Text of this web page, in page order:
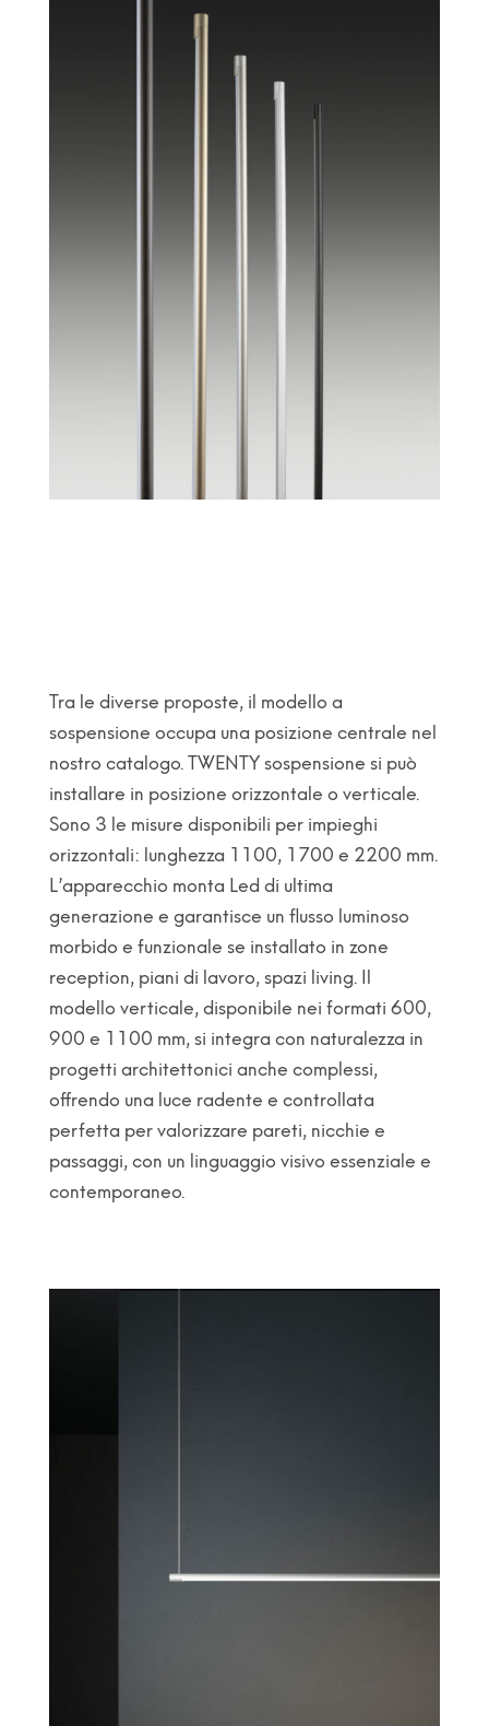
Tra le diverse proposte, il modello a
sospensione occupa una posizione centrale nel
nostro catalogo. TWENTY sospensione si può
installare in posizione orizzontale o verticale.
Sono 3 le misure disponibili per impieghi
orizzontali: lunghezza 1100, 1700 e 2200 mm.
L’apparecchio monta Led di ultima
generazione e garantisce un flusso luminoso
morbido e funzionale se installato in zone
reception, piani di lavoro, spazi living. Il
modello verticale, disponibile nei formati 600,
900 e 1100 mm, si integra con naturalezza in
progetti architettonici anche complessi,
offrendo una luce radente e controllata
perfetta per valorizzare pareti, nicchie e
passaggi, con un linguaggio visivo essenziale e
contemporaneo.